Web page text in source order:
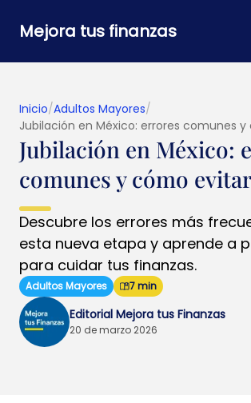
Mejora tus finanzas
Inicio/Adultos Mayores/
Jubilación en México: errores comunes
Jubilación en México:
comunes y cómo
Descubre los errores más
esta nueva etapa y aprende a
para cuidar tus finanzas.
Adultos Mayores 7 min
Editorial Mejora tus Finanzas
20 de marzo 2026